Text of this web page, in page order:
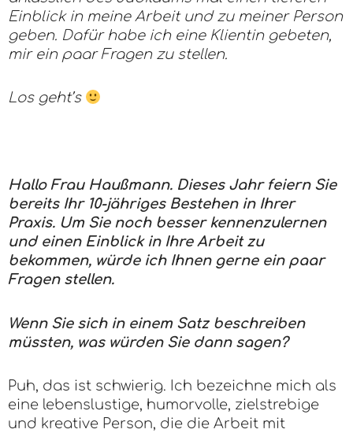
Einblick in meine Arbeit und zu meiner Person
geben. Dafür habe ich eine Klientin gebeten,
mir ein paar Fragen zu stellen.
Los geht’s
Hallo Frau Haußmann. Dieses Jahr feiern Sie
bereits Ihr 10-jähriges Bestehen in Ihrer
Praxis. Um Sie noch besser kennenzulernen
und einen Einblick in Ihre Arbeit zu
bekommen, würde ich Ihnen gerne ein paar
Fragen stellen.
Wenn Sie sich in einem Satz beschreiben
müssten, was würden Sie dann sagen?
Puh, das ist schwierig. Ich bezeichne mich als
eine lebenslustige, humorvolle, zielstrebige
und kreative Person, die die Arbeit mit